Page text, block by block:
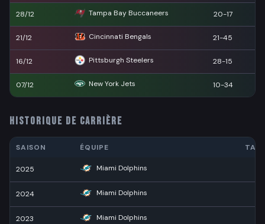
28/12 Tampa Bay Buccaneers 20-17
21/12 Cincinnati Bengals 21-45
16/12 Pittsburgh Steelers 28-15
07/12 New York Jets 10-34
HISTORIQUE DE CARRIÈRE
SAISON ÉQUIPE
2025 Miami Dolphins
2024 Miami Dolphins
2023 Miami Dolphins